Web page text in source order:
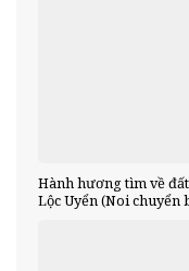
Hành hương tìm về
Lộc Uyển (Noi chuyển